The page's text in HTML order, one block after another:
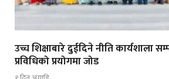
उच्च शिक्षाबारे दुईदिने नीति कार्यशाला
प्रविधिको प्रयोगमा जोड